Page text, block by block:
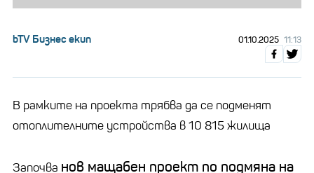
bTV Бизнес екип 01.10.2025 11:13
В рамките на проекта трябва да се подменят
отоплителните устройства в 10 815 жилища
Започва нов мащабен проект по подмяна на